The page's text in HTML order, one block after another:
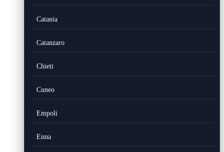
Catania
Catanzaro
Chieti
Cuneo
Empoli
Enna